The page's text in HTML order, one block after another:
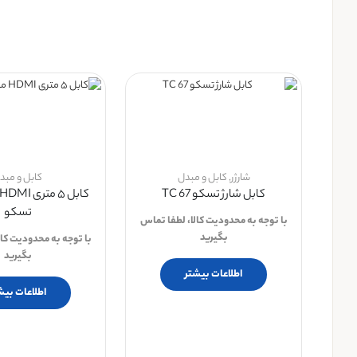
شارژر,کابل و مبدل
کابل شارژ تسکو TC 67
با توجه به محدودیت کالا، لطفا تماس
بگیرید
اطلاعات بیشتر
کابل و
تسکو
با توجه به محدودیت
بگیرید
اطلاعات